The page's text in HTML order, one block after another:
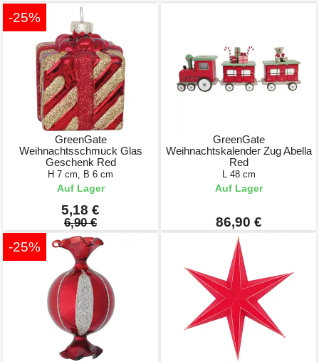
-25%
GreenGate
Weihnachtsschmuck Glas
Geschenk Red
H 7 cm, B 6 cm
Auf Lager
5,18 €
6,90 €
GreenGate
Weihnachtskalender Zug Abella
Red
L 48 cm
Auf Lager
86,90 €
-25%